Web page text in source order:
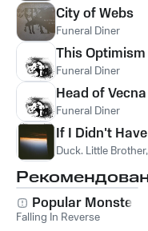
City of Webs
Funeral Diner
This Optimism
Funeral Diner
Head of Vecna
Funeral Diner
If I Didn't Have
Duck. Little
Popular Monster
Falling In Reverse